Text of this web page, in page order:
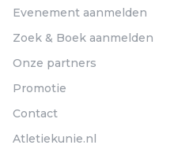
Evenement aanmelden
Zoek & Boek aanmelden
Onze partners
Promotie
Contact
Atletiekunie.nl